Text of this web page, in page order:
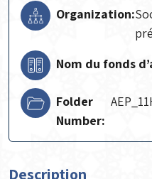
Organization:
Nom du fonds
Folder
Number:
Description